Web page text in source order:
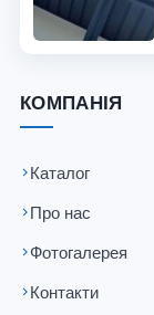
КОМПАНІЯ
Каталог
Про нас
Фотогалерея
Контакти